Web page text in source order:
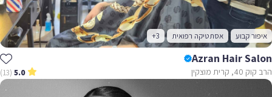
איפור קבוע אסתטיקה רפואית +3
Azran Hair Salon
הרב קוק 40, קרית מוצקין 5.0
(13)